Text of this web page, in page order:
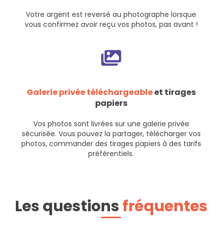
Votre argent est reversé au photographe lorsque
vous confirmez avoir reçu vos photos, pas avant !
Galerie privée téléchargeableet tirages
papiers
Vos photos sont livrées sur une galerie privée
sécurisée. Vous pouvez la partager, télécharger vos
photos, commander des tirages papiers à des tarifs
préférentiels.
Les questionsfréquentes